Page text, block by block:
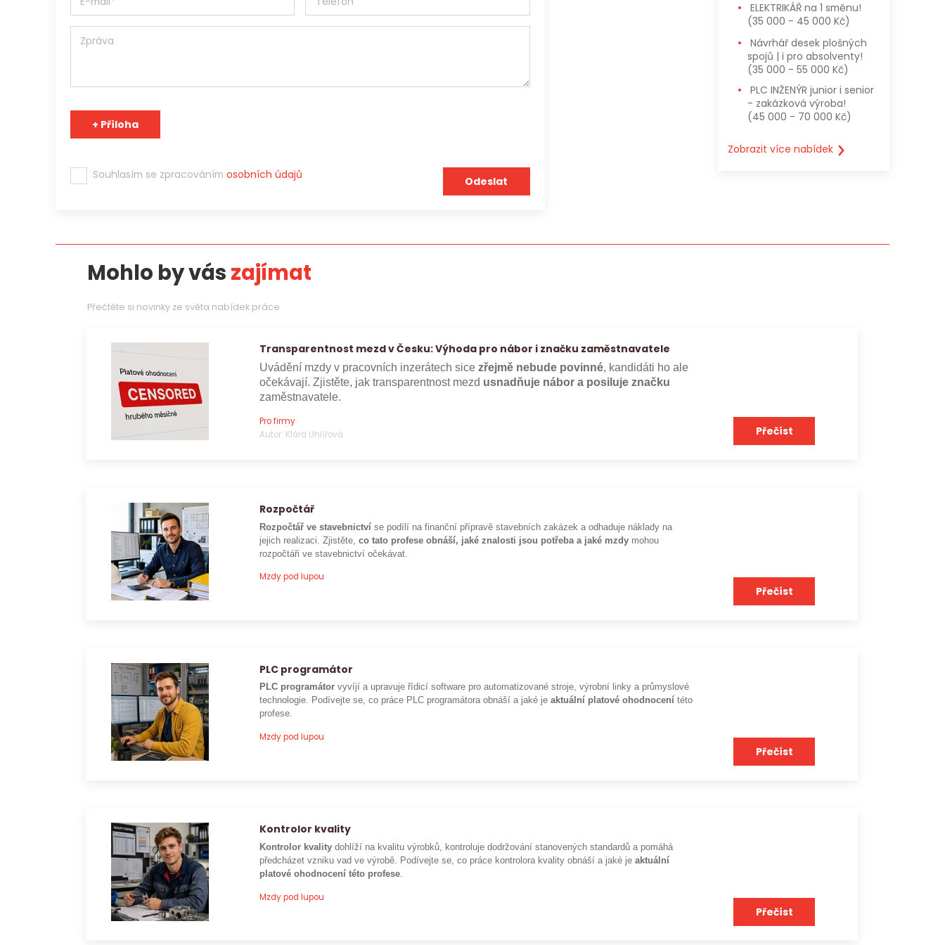
Tým Jobs Contact se těší na spolupráci s Vámi!
Souhlasím se zpracováním osobních údajů
ELEKTRIKÁŘ na 1 směnu!
(35 000 - 45 000 Kč)
spojů | i pro absolventy!
(35 000 - 55 000 Kč)
- zakázková výroba!
(45 000 - 70 000 Kč)
Zobrazit více nabídek
Mohlo by vászajímat
Přečtěte si novinky ze světa nabídek práce
Transparentnost mezd v Česku: Výhoda pro nábor i značku zaměstnavatele
Uvádění mzdy v pracovních inzerátech sicezřejmě nebude povinné, kandidáti ho ale
očekávají. Zjistěte, jak transparentnost mezd usnadňuje nábor a posiluje značku
zaměstnavatele.
Pro firmy
Autor: Klára Uhlířová
Přečíst
Rozpočtář
Rozpočtář ve stavebnictví se podílí na finanční přípravě stavebních zakázek a odhaduje náklady na
jejich realizaci. Zjistěte,co tato profese obnáší, jaké znalosti jsou potřeba a jaké mzdy mohou
rozpočtáři ve stavebnictví očekávat.
Mzdy pod lupou
Přečíst
PLC programátor
PLC programátor vyvíjí a upravuje řídicí software pro automatizované stroje, výrobní linky a průmyslové
technologie. Podívejte se, co práce PLC programátora obnáší a jaké je aktuální platové ohodnocení této
profese.
Mzdy pod lupou
Přečíst
Kontrolor kvality
Kontrolor kvality dohlíží na kvalitu výrobků, kontroluje dodržování stanovených standardů a pomáhá
předcházet vzniku vad ve výrobě. Podívejte se, co práce kontrolora kvality obnáší a jaké jeaktuální
platové ohodnocení této profese.
Mzdy pod lupou
Přečíst